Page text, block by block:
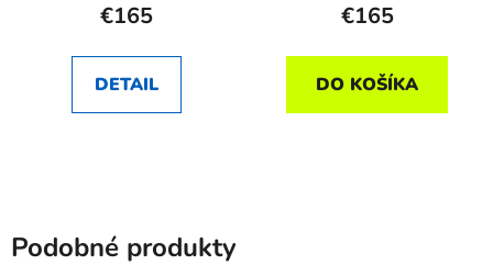
€165
DETAIL
€165
DO KOŠÍKA
Podobné produkty